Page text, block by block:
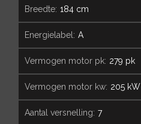
breedte: 184 cm
energielabel: A
vermogen motor pk: 279 pk
vermogen motor kw: 205 kW
aantal versnelling: 7